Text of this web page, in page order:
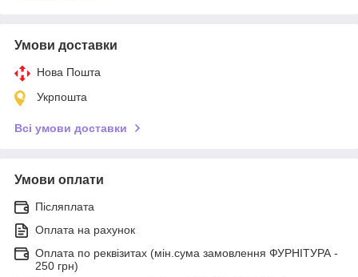
Умови доставки
Нова Пошта
Укрпошта
Всі умови доставки
Умови оплати
Післяплата
Оплата на рахунок
Оплата по реквізитах (мін.сума замовлення ФУРНІТУРА -
250 грн)